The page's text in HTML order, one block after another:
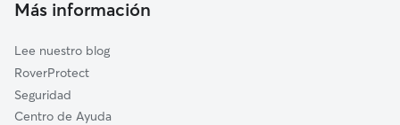
Los Montesinos
Benejúzar
Jacarilla
Más información
Lee nuestro blog
RoverProtect
Seguridad
Centro de Ayuda